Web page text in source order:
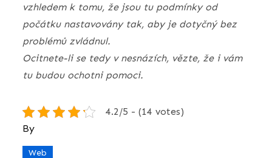
vzhledem k tomu, že jsou tu podmínky od
počátku nastavovány tak, aby je dotyčný bez
problémů zvládnul.
Ocitnete-li se tedy v nesnázích, vězte, že i vám
tu budou ochotni pomoci.
4.2/5 - (14 votes)
By
Web